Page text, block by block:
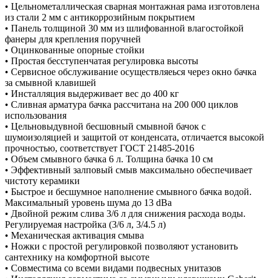
• Цельнометаллическая сварная монтажная рама изготовлена
из стали 2 мм с антикоррозийным покрытием
• Панель толщиной 30 мм из шлифованной влагостойкой
фанеры для крепления поручней
• Оцинкованные опорные стойки
• Простая бесступенчатая регулировка высоты
• Сервисное обслуживание осуществляеься через окно бачка
за смывной клавишей
• Инсталляция выдерживает вес до 400 кг
• Сливная арматура бачка рассчитана на 200 000 циклов
использования
• Цельновыдувной бесшовный смывной бачок с
шумоизоляцией и защитой от конденсата, отличается высокой
прочностью, соответствует ГОСТ 21485-2016
• Объем смывного бачка 6 л. Толщина бачка 10 см
• Эффективный залповый смыв максимально обеспечивает
чистоту керамики
• Быстрое и бесшумное наполнение смывного бачка водой.
Максимальный уровень шума до 13 dBa
• Двойной режим слива 3/6 л для снижения расхода воды.
Регулируемая настройка (3/6 л, 3/4.5 л)
• Механическая активация смыва
• Ножки с простой регулировкой позволяют установить
сантехнику на комфортной высоте
• Совместима со всеми видами подвесных унитазов